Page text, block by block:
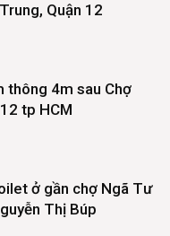
Quận 12
thông 4m sau Chợ
tp HCM
ở gần chợ Ngã Tư
Thị Búp